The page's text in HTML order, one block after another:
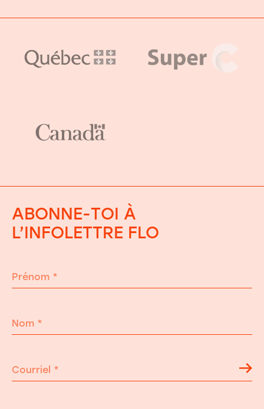
ABONNE-TOI À
L’INFOLETTRE FLO
Prénom *
Nom *
Courriel *